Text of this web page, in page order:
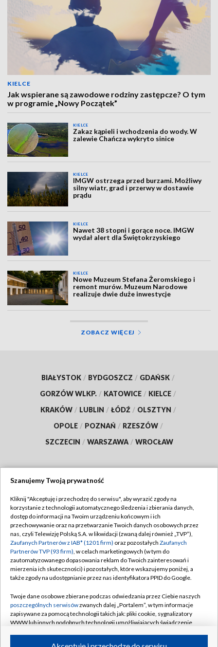
KIELCE
Jak wspierane są zawodowe rodziny zastępcze? O tym
w programie „Nowy Początek”
KIELCE
Zakaz kąpieli i wchodzenia do wody. W
zalewie Chańcza wykryto sinice
KIELCE
IMGW ostrzega przed burzami. Możliwy
silny wiatr, grad i przerwy w dostawie
prądu
KIELCE
Nawet 38 stopni i gorące noce. IMGW
wydał alert dla Świętokrzyskiego
KIELCE
Nowe Muzeum Stefana Żeromskiego i
remont murów. Muzeum Narodowe
realizuje dwie duże inwestycje
ZOBACZ WIĘCEJ
BIAŁYSTOK / BYDGOSZCZ / GDAŃSK /
GORZÓW WLKP. / KATOWICE / KIELCE /
KRAKÓW / LUBLIN / ŁÓDŹ / OLSZTYN /
OPOLE / POZNAŃ / RZESZÓW /
SZCZECIN / WARSZAWA / WROCŁAW
TVP
Abonament TVP
Emisja w TVP
Centrum informacji TVP
Naziemna Telewizja Cyfrowa
Rada Programowa
System NOS
Informacje o nadawcy
Regulamin TVP
Polityka prywatności
Moje zgody
Pomoc
Kontakt
Kanały
Szanujemy Twoją prywatność
Kliknij "Akceptuję i przechodzę do serwisu", aby wyrazić zgody na
korzystanie z technologii automatycznego śledzenia i zbierania danych,
dostęp do informacji na Twoim urządzeniu końcowym i ich
przechowywanie oraz na przetwarzanie Twoich danych osobowych przez
nas, czyli Telewizję Polską S.A. w likwidacji (zwaną dalej również „TVP”),
Zaufanych Partnerów z IAB* (1201 firm) oraz pozostałych Zaufanych
Partnerów TVP (93 firm), w celach marketingowych (w tym do
zautomatyzowanego dopasowania reklam do Twoich zainteresowań i
mierzenia ich skuteczności) i pozostałych, które wskazujemy poniżej, a
także zgody na udostępnianie przez nas identyfikatora PPID do Google.
Twoje dane osobowe zbierane podczas odwiedzania przez Ciebie naszych
poszczególnych serwisówzwanych dalej „Portalem”, w tym informacje
zapisywane za pomocą technologii takich jak: pliki cookie, sygnalizatory
WWW lub innych podobnych technologii umożliwiających świadczenie